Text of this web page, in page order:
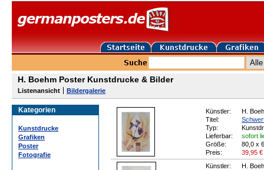
H. Boehm Poster Kunstdrucke & Bilder
Listenansicht Bildergalerie
Kategorien
Kunstdrucke
Grafiken
Poster
Fotografie
Künstler:
H.
Titel:
Typ:
Lieferbar:
sofort
Größe:
80,0 x
Preis:
39,95 €
Künstler:
H.